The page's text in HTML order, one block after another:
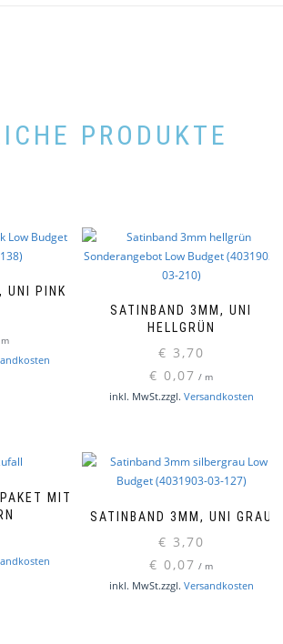
PRODUKTE
UNI PINK
m
SATINBAND 3MM, UNI
HELLGRÜN
€ 3,70
€ 0,07 / m
inkl. MwSt.zzgl. Versandkosten
MIT
SATINBAND 3MM, UNI GRAU
€ 3,70
€ 0,07 / m
inkl. MwSt.zzgl. Versandkosten